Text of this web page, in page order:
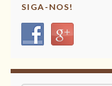
SIGA-NOS!